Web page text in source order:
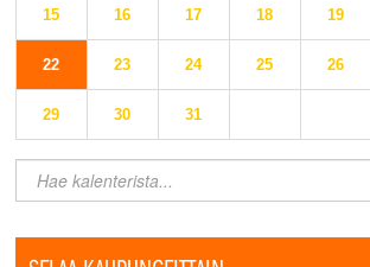
15 16 17 18 19
22 23 24 25 26
29 30 31